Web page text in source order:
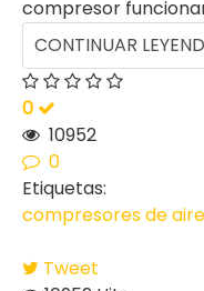
compresor
CONTINUAR
0
10952
0
Etiquetas:
compresores de aire
Tweet